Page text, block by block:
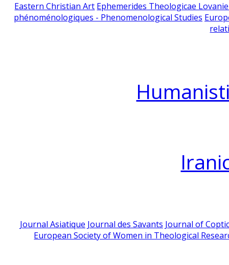
Eastern Christian Art Ephemerides Theologicae
phénoménologiques - Phenomenological Studies
Journal Asiatique Journal des Savants Journal of
European Society of Women in Theological